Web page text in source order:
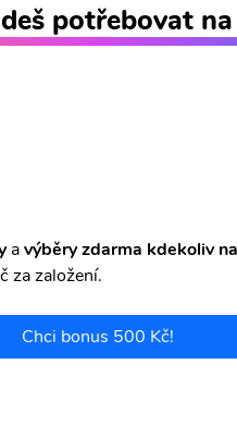
potřebovat
avýběry zdarma kdekoliv
za založení.
Chci bonus 500 Kč!